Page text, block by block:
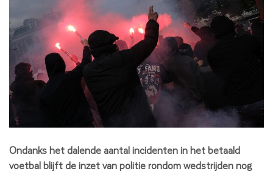
Ondanks het dalende aantal incidenten in het betaald
voetbal blijft de inzet van politie rondom wedstrijden nog